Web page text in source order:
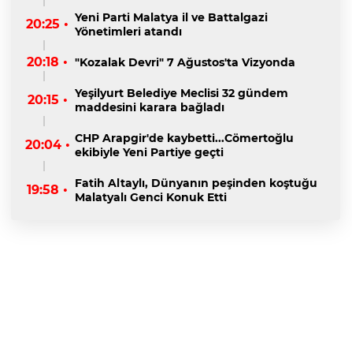
20:25 • Yeni Parti Malatya il ve Battalgazi
Yönetimleri atandı
20:18 • "Kozalak Devri" 7 Ağustos'ta Vizyonda
20:15 • Yeşilyurt Belediye Meclisi 32 gündem
maddesini karara bağladı
20:04 • CHP Arapgir'de kaybetti...Cömertoğlu
ekibiyle Yeni Partiye geçti
19:58 •
Fatih Altaylı, Dünyanın peşinden koştuğu
Malatyalı Genci Konuk Etti